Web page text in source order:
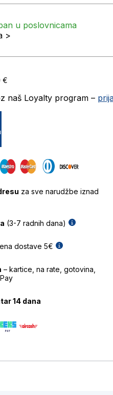
u poslovnicama
>
€
naš Loyalty program –
za sve narudžbe iznad
(3-7 radnih dana)
dostave 5€
– kartice, na rate, gotovina,
14 dana